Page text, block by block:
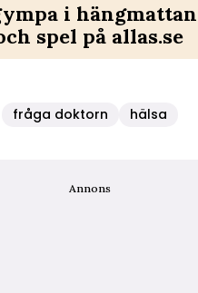
i
spel på allas.se
fråga doktorn hälsa
Annons